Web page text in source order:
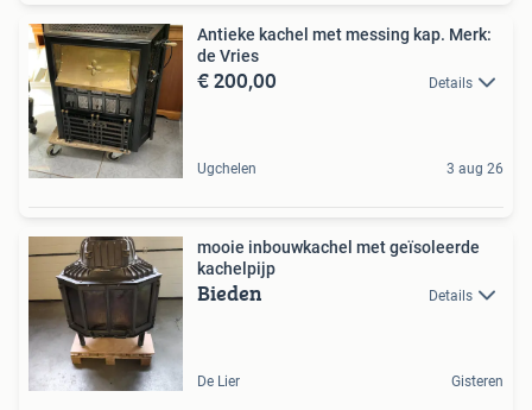
Antieke kachel met messing kap. Merk:
de Vries
€ 200,00 Details
Ugchelen 3 aug 26
mooie inbouwkachel met geïsoleerde
kachelpijp
Bieden Details
De Lier Gisteren